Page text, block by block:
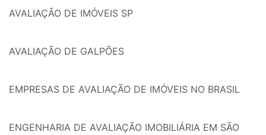
AVALIAÇÃO DE IMÓVEIS SP
AVALIAÇÃO DE GALPÕES
EMPRESAS DE AVALIAÇÃO DE IMÓVEIS NO BRASIL
ENGENHARIA DE AVALIAÇÃO IMOBILIÁRIA EM SÃO